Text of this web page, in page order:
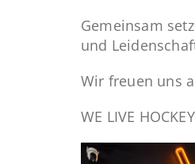
Gemeinsam
und
Wir freuen uns
WE LIVE HOCKEY